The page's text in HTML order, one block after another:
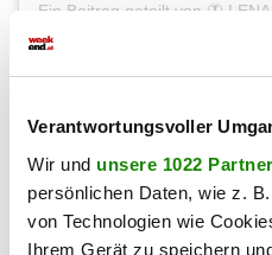
Verantwortungsvoller
Wir und unsere 1022 Partner
persönlichen Daten, wie z.
von Technologien wie
Ihrem Gerät zu speichern
Feedback zu diesem Artikel.
teilen